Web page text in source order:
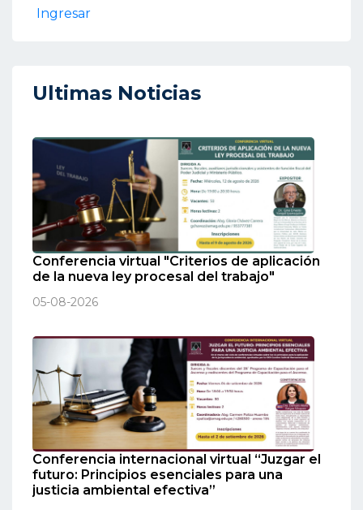
Ingresar
Ultimas Noticias
Conferencia virtual "Criterios de aplicación
de la nueva ley procesal del trabajo"
05-08-2026
Conferencia internacional virtual “Juzgar el
futuro: Principios esenciales para una
justicia ambiental efectiva”